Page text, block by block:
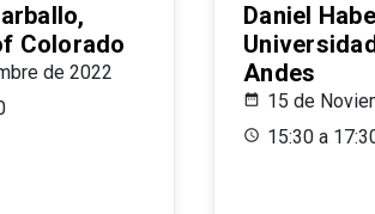
Colorado
de 2022
Daniel
Andes
15 de
15:30 a